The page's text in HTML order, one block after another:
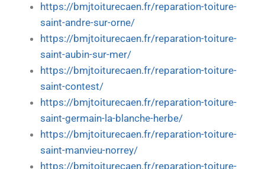
https://bmjtoiturecaen.fr/reparation-toiture-
saint-andre-sur-orne/
https://bmjtoiturecaen.fr/reparation-toiture-
saint-aubin-sur-mer/
https://bmjtoiturecaen.fr/reparation-toiture-
saint-contest/
https://bmjtoiturecaen.fr/reparation-toiture-
saint-germain-la-blanche-herbe/
https://bmjtoiturecaen.fr/reparation-toiture-
saint-manvieu-norrey/
https://bmjtoiturecaen.fr/reparation-toiture-